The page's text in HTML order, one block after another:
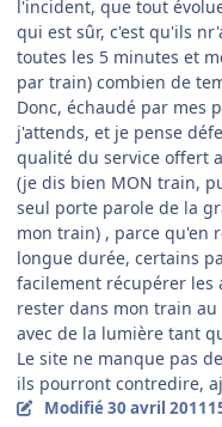
l'incident, que tout
qui est sûr, c'est qu'ils
toutes les 5 minutes et
par train) combien de
Donc, échaudé par mes
j'attends, et je pense
qualité du service offert
(je dis bien MON train,
seul porte parole de la
mon train) , parce qu'en
longue durée, certains
facilement récupérer les
rester dans mon train
avec de la lumière tant
Le site ne manque pas
ils pourront contredire,
Modifié30 avril 2011